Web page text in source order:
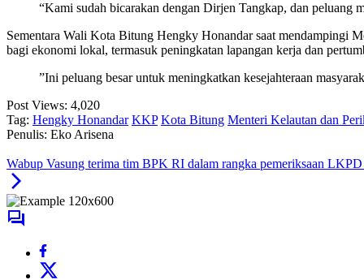
“Kami sudah bicarakan dengan Dirjen Tangkap, dan peluang
Sementara Wali Kota Bitung Hengky Honandar saat mendampingi
bagi ekonomi lokal, termasuk peningkatan lapangan kerja dan
”Ini peluang besar untuk meningkatkan kesejahteraan
Post Views: 4,020
Tag: Hengky Honandar KKP Kota Bitung Menteri Kelautan dan
Penulis: Eko Arisena
Wabup Vasung terima tim BPK RI dalam rangka pemeriksaan